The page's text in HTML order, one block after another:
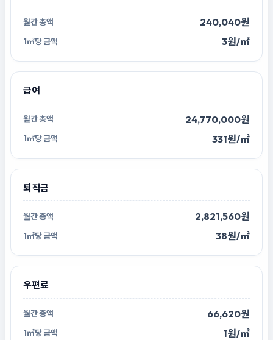
240,040원
3원/㎡
급여
24,770,000원
331원/㎡
퇴직금
2,821,560원
38원/㎡
우편료
66,620원
1원/㎡